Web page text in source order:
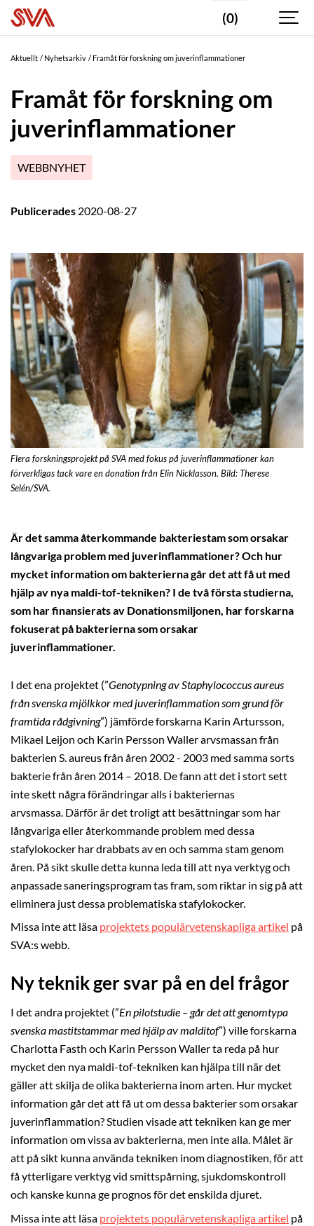
(0)
Aktuellt Nyhetsarkiv Framåt för forskning om juverinflammationer
Framåt för forskning om
juverinflammationer
WEBBNYHET
Publicerades 2020-08-27
Flera forskningsprojekt på SVA med fokus på juverinflammationer kan
förverkligas tack vare en donation från Elin Nicklasson. Bild: Therese
Selén/SVA.
Är det samma återkommande bakteriestam som orsakar
långvariga problem med juverinflammationer? Och hur
mycket information om bakterierna går det att få ut med
hjälp av nya maldi-tof-tekniken? I de två första studierna,
som har finansierats av Donationsmiljonen, har forskarna
fokuserat på bakterierna som orsakar
juverinflammationer.
I det ena projektet (”Genotypning av Staphylococcus aureus
från svenska mjölkkor med juverinflammation som grund för
framtida rådgivning”) jämförde forskarna Karin Artursson,
Mikael Leijon och Karin Persson Waller arvsmassan från
bakterien S. aureus från åren 2002 - 2003 med samma sorts
bakterie från åren 2014 – 2018. De fann att det i stort sett
inte skett några förändringar alls i bakteriernas
arvsmassa. Därför är det troligt att besättningar som har
långvariga eller återkommande problem med dessa
stafylokocker har drabbats av en och samma stam genom
åren. På sikt skulle detta kunna leda till att nya verktyg och
anpassade saneringsprogram tas fram, som riktar in sig på att
eliminera just dessa problematiska stafylokocker.
Missa inte att läsa projektets populärvetenskapliga artikel på
SVA:s webb.
Ny teknik ger svar på en del frågor
I det andra projektet (”En pilotstudie – går det att genomtypa
svenska mastitstammar med hjälp av malditof”) ville forskarna
Charlotta Fasth och Karin Persson Waller ta reda på hur
mycket den nya maldi-tof-tekniken kan hjälpa till när det
gäller att skilja de olika bakterierna inom arten. Hur mycket
information går det att få ut om dessa bakterier som orsakar
juverinflammation? Studien visade att tekniken kan ge mer
information om vissa av bakterierna, men inte alla. Målet är
att på sikt kunna använda tekniken inom diagnostiken, för att
få ytterligare verktyg vid smittspårning, sjukdomskontroll
och kanske kunna ge prognos för det enskilda djuret.
Missa inte att läsa projektets populärvetenskapliga artikel på